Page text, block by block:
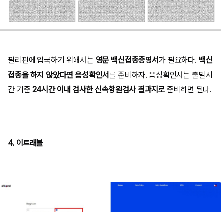
필리핀에 입국하기 위해서는 영문 백신접종증명서가 필요하다. 백신
접종을 하지 않았다면 음성확인서를 준비하자. 음성확인서는 출발시
간 기준 24시간 이내 검사한 신속항원검사 결과지 로 준비하면 된다.
4. 이트래블